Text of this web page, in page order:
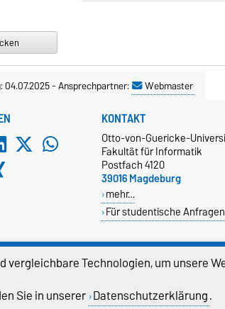
04.07.2025-Ansprechpartner: Webmaster
KONTAKT
Otto-von-Guericke-
Fakultät für Informatik
Postfach 4120
39016 Magdeburg
mehr…
Für studentische Anfragen
DEKANAT
vergleichbare Technologien, um unsere
Sie in unserer Datenschutzerklärung.